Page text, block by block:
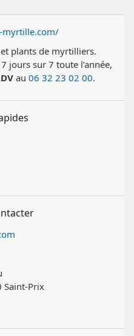
plants de myrtilliers.
jours sur 7 toute l’année,
au 06 32 23 02 00.
Saint-Prix